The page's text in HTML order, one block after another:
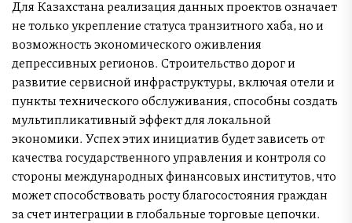
Для Казахстана реализация данных проектов означает
не только укрепление статуса транзитного хаба, но и
возможность экономического оживления
депрессивных регионов. Строительство дорог и
развитие сервисной инфраструктуры, включая отели и
пункты технического обслуживания, способны создать
мультипликативный эффект для локальной
экономики. Успех этих инициатив будет зависеть от
качества государственного управления и контроля со
стороны международных финансовых институтов, что
может способствовать росту благосостояния граждан
за счет интеграции в глобальные торговые цепочки.